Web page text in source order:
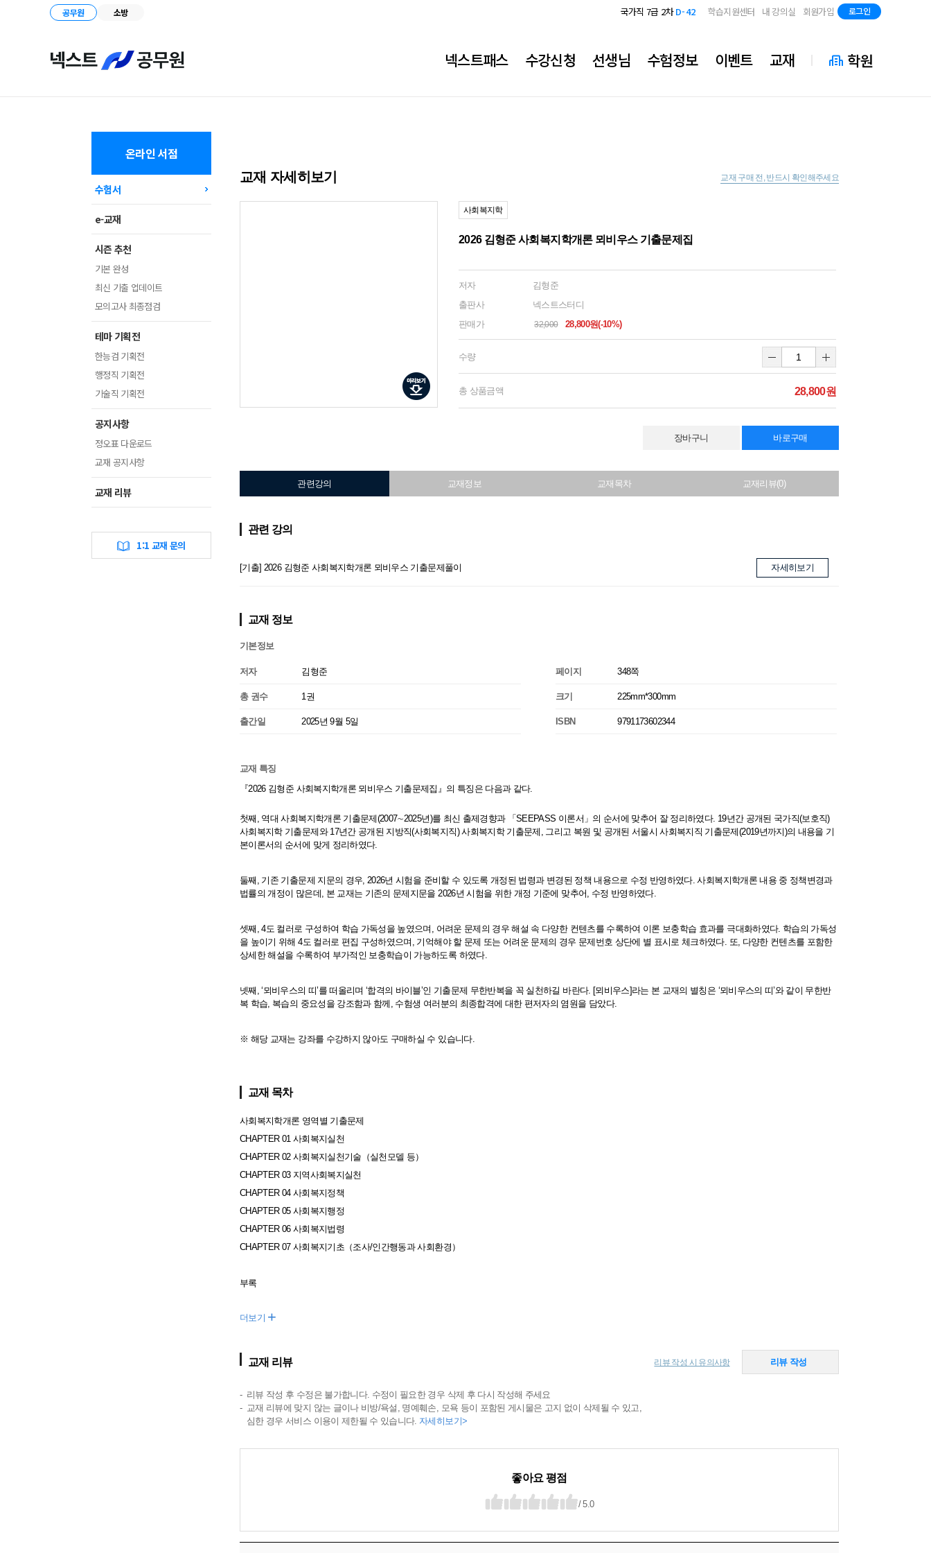
공무원 소방 학습지원센터 내 강의실 회원가입 로그인
국가직 7급 2차D-42
지방직 7급
넥스트패스 수강신청 선생님 수험정보 이벤트 교재 학원
온라인 서점
수험서
e-교재
시즌 추천
기본 완성
최신 기출 업데이트
모의고사 최종점검
테마 기획전
한능검 기획전
행정직 기획전
기술직 기획전
공지사항
정오표 다운로드
교재 공지사항
교재 리뷰
1:1 교재 문의
교재 자세히보기 교재 구매 전, 반드시 확인해주세요
사회복지학
2026 김형준 사회복지학개론 뫼비우스 기출문제집
저자
김형준
출판사
넥스트스터디
판매가
32,000 28,800원(-10%)
수량
총 상품금액 28,800원
장바구니 바로구매
관련강의 교재정보 교재목차 교재리뷰(0)
관련 강의
[기출] 2026 김형준 사회복지학개론 뫼비우스 기출문제풀이 자세히보기
교재 정보
기본정보
저자 김형준
총 권수 1권
출간일 2025년 9월 5일
페이지 348쪽
크기 225mm*300mm
ISBN 9791173602344
교재 특징
『2026 김형준 사회복지학개론 뫼비우스 기출문제집』의 특징은 다음과 같다.
첫째, 역대 사회복지학개론 기출문제(2007∼2025년)를 최신 출제경향과 「SEEPASS 이론서」의 순서에 맞추어 잘 정리하였다. 19년간 공개된 국가직(보호직)
사회복지학 기출문제와 17년간 공개된 지방직(사회복지직) 사회복지학 기출문제, 그리고 복원 및 공개된 서울시 사회복지직 기출문제(2019년까지)의 내용을 기
본이론서의 순서에 맞게 정리하였다.
둘째, 기존 기출문제 지문의 경우, 2026년 시험을 준비할 수 있도록 개정된 법령과 변경된 정책 내용으로 수정 반영하였다. 사회복지학개론 내용 중 정책변경과
법률의 개정이 많은데, 본 교재는 기존의 문제지문을 2026년 시험을 위한 개정 기준에 맞추어, 수정 반영하였다.
셋째, 4도 컬러로 구성하여 학습 가독성을 높였으며, 어려운 문제의 경우 해설 속 다양한 컨텐츠를 수록하여 이론 보충학습 효과를 극대화하였다. 학습의 가독성
을 높이기 위해 4도 컬러로 편집 구성하였으며, 기억해야 할 문제 또는 어려운 문제의 경우 문제번호 상단에 별 표시로 체크하였다. 또, 다양한 컨텐츠를 포함한
상세한 해설을 수록하여 부가적인 보충학습이 가능하도록 하였다.
넷째, ‘뫼비우스의 띠’를 떠올리며 ‘합격의 바이블’인 기출문제 무한반복을 꼭 실천하길 바란다. [뫼비우스]라는 본 교재의 별칭은 ‘뫼비우스의 띠’와 같이 무한반
복 학습, 복습의 중요성을 강조함과 함께, 수험생 여러분의 최종합격에 대한 편저자의 염원을 담았다.
※ 해당 교재는 강좌를 수강하지 않아도 구매하실 수 있습니다.
교재 목차
사회복지학개론 영역별 기출문제
CHAPTER 01 사회복지실천
CHAPTER 02 사회복지실천기술（실천모델 등）
CHAPTER 03 지역사회복지실천
CHAPTER 04 사회복지정책
CHAPTER 05 사회복지행정
CHAPTER 06 사회복지법령
CHAPTER 07 사회복지기초（조사/인간행동과 사회환경）
부록
더보기 +
교재 리뷰 리뷰 작성 시 유의사항 리뷰 작성
리뷰 작성 후 수정은 불가합니다. 수정이 필요한 경우 삭제 후 다시 작성해 주세요
교재 리뷰에 맞지 않는 글이나 비방/욕설, 명예훼손, 모욕 등이 포함된 게시물은 고지 없이 삭제될 수 있고,
심한 경우 서비스 이용이 제한될 수 있습니다. 자세히보기>
좋아요 평점
/ 5.0